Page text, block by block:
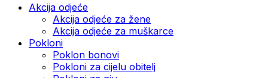
Akcija odjeće
Akcija odjeće za žene
Akcija odjeće za muškarce
Pokloni
Poklon bonovi
Pokloni za cijelu obitelj